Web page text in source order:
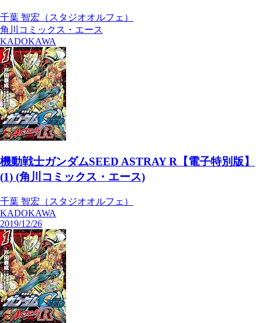
千葉 智宏（スタジオオルフェ）
角川コミックス・エース
KADOKAWA
機動戦士ガンダムSEED ASTRAY R【電子特別版】
(1) (角川コミックス・エース)
千葉 智宏（スタジオオルフェ）
KADOKAWA
2019/12/26